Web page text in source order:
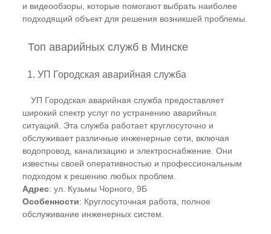
и видеообзоры, которые помогают выбрать наиболее
подходящий объект для решения возникшей проблемы.
Топ аварийных служб в Минске
1. УП Городская аварийная служба
УП Городская аварийная служба предоставляет
широкий спектр услуг по устранению аварийных
ситуаций. Эта служба работает круглосуточно и
обслуживает различные инженерные сети, включая
водопровод, канализацию и электроснабжение. Они
известны своей оперативностью и профессиональным
подходом к решению любых проблем.
Адрес: ул. Кузьмы Чорного, 9Б
Особенности: Круглосуточная работа, полное
обслуживание инженерных систем.